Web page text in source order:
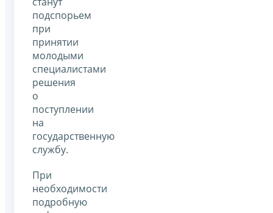
подспорьем
при
принятии
молодыми
специалистами
решения
о
поступлении
на
государственную
службу.
При
необходимости
подробную